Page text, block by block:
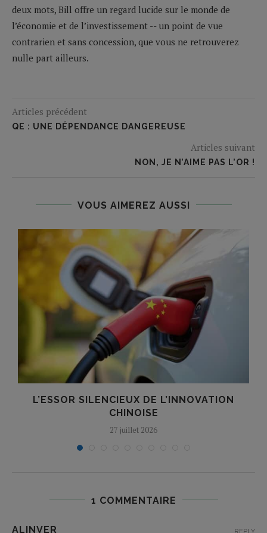
deux mots, Bill offre un regard lucide sur le monde de
l’économie et de l’investissement -- un point de vue
contrarien et sans concession, que vous ne retrouverez
nulle part ailleurs.
Articles précédent
QE : UNE DÉPENDANCE DANGEREUSE
Articles suivant
NON, JE N’AIME PAS L’OR !
VOUS AIMEREZ AUSSI
L’ESSOR SILENCIEUX DE L’INNOVATION
CHINOISE
27 juillet 2026
1 COMMENTAIRE
ALINVER REPLY